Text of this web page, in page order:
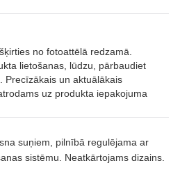
suņiem, pilnībā regulējama ar
sistēmu. Neatkārtojams dizains.
no fotoattēlā redzamā.
lietošanas, lūdzu, pārbaudiet
Precīzākais un aktuālākais
uz produkta iepakojuma